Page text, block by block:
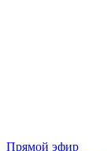
Прямой эфир